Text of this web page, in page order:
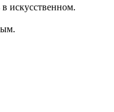
искусственном.